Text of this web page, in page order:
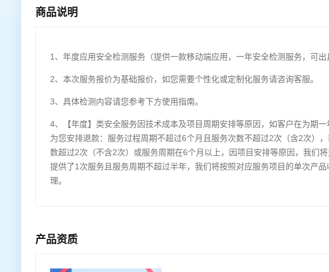
商品说明
1、年度应用安全检测服务（提供一款移动端应用，一年安全检测服务，可
2、本次服务报价为基础报价，如您需要个性化或定制化服务请咨询客服。
3、具体检测内容请您参考下方使用指南。
4、【年度】类安全服务因技术成本及项目周期安排等原因，如客户在为期
为您安排退款：服务过程周期不超过6个月且服务次数不超过2次（含2次）
数超过2次（不含2次）或服务周期在6个月以上，因项目安排等原因，我们
提供了1次服务且服务周期不超过半年，我们将按照对应服务项目的单次产
理。
产品资质